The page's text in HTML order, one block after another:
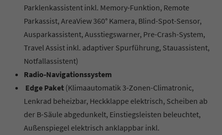
Parklenkassistent inkl. Memory-Funktion, Remote
Parkassist, AreaView 360° Kamera, Blind-Spot-Sensor,
Ausparkassistent, Ausstiegswarner, Pre-Crash-System,
Travel Assist inkl. adaptiver Spurführung, Stauassistent,
Notfallassistent)
Radio-Navigationssystem
Edge Paket (Klimaautomatik 3-Zonen-Climatronic,
Lenkrad beheizbar, Heckklappe elektrisch, Scheiben ab
der B-Säule abgedunkelt, Einstiegsleisten beleuchtet,
Außenspiegel elektrisch anklappbar inkl.